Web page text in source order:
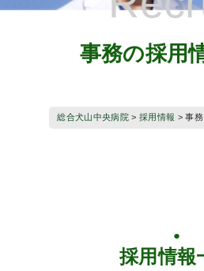
事務の採用
総合犬山中央病院> 採用情報 >事務
採用情報